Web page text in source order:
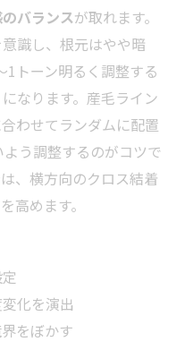
バランスが取れます。
識し、根元はやや暗
トーン明るく調整する
なります。産毛ライン
わせてランダムに配置
う調整するのがコツで
、横方向のクロス結着
を高めます。
化を演出
をぼかす